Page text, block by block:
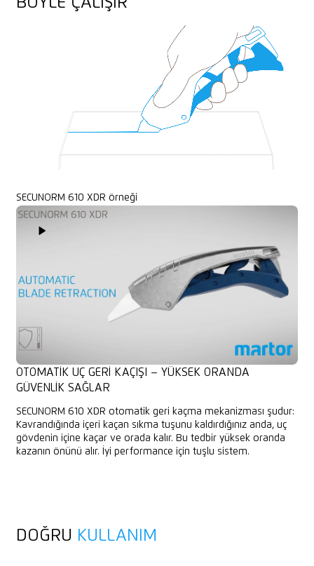
OTOMATIK UÇ GERI KAÇIŞI – YÜKSEK ORANDA
GÜVENLIK SAĞLAR
SECUNORM 610 XDR otomatik geri kaçma mekanizması şudur:
Kavrandığında içeri kaçan sıkma tuşunu kaldırdığınız anda, uç
gövdenin içine kaçar ve orada kalır. Bu tedbir yüksek oranda
kazanın önünü alır. İyi performance için tuşlu sistem.
SECUNORM 610 XDR örneği
Play Video
DOĞRU KULLANIM